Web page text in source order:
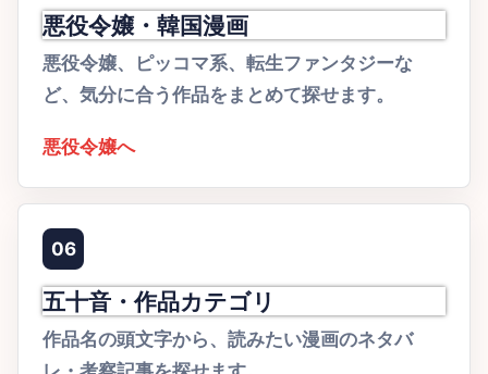
悪役令嬢・韓国漫画
悪役令嬢、ピッコマ系、転生ファンタジーな
ど、気分に合う作品をまとめて探せます。
悪役令嬢へ
06
五十音・作品カテゴリ
作品名の頭文字から、読みたい漫画のネタバ